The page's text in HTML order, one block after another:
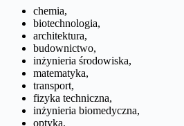
chemia,
biotechnologia,
architektura,
budownictwo,
inżynieria środowiska,
matematyka,
transport,
fizyka techniczna,
inżynieria biomedyczna,
optyka.